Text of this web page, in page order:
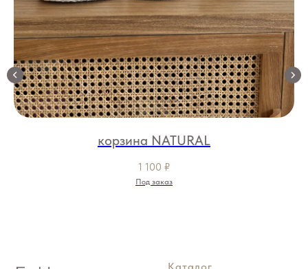
корзина NATURAL
1 100 ₽
Под заказ